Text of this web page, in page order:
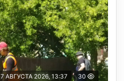
7 АВГУСТА 2026, 13:37 30